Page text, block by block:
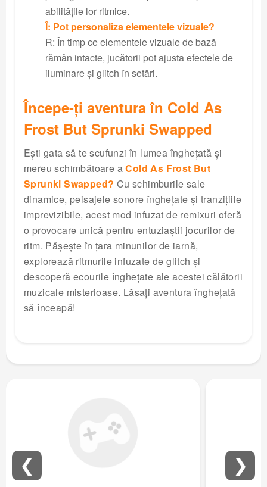
abilitățile lor ritmice.
Î: Pot personaliza elementele vizuale?
R: În timp ce elementele vizuale de bază
rămân intacte, jucătorii pot ajusta efectele de
iluminare și glitch în setări.
Începe-ți aventura în Cold As
Frost But Sprunki Swapped
Ești gata să te scufunzi în lumea înghețată și
mereu schimbătoare aCold As Frost But
Sprunki Swapped? Cu schimburile sale
dinamice, peisajele sonore înghețate și tranzițiile
imprevizibile, acest mod infuzat de remixuri oferă
o provocare unică pentru entuziaștii jocurilor de
ritm. Pășește în țara minunilor de iarnă,
explorează ritmurile infuzate de glitch și
descoperă ecourile înghețate ale acestei călătorii
muzicale misterioase. Lăsați aventura înghețată
să înceapă!
❮ ❯